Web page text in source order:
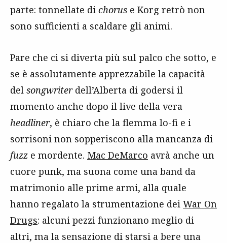
parte: tonnellate di chorus e Korg retrò non
sono sufficienti a scaldare gli animi.
Pare che ci si diverta più sul palco che sotto, e
se è assolutamente apprezzabile la capacità
del songwriterdell’Alberta di godersi il
momento anche dopo il live della vera
headliner, è chiaro che la flemma lo-fi e i
sorrisoni non sopperiscono alla mancanza di
fuzz e mordente. Mac DeMarco avrà anche un
cuore punk, ma suona come una band da
matrimonio alle prime armi, alla quale
hanno regalato la strumentazione dei War On
Drugs: alcuni pezzi funzionano meglio di
altri, ma la sensazione di starsi a bere una